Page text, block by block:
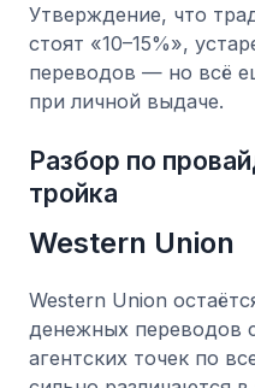
Утверждение, что
стоят «10–15%»,
переводов — но всё
при личной выдаче.
Разбор по
тройка
Western Union
Western Union
денежных переводов
агентских точек по